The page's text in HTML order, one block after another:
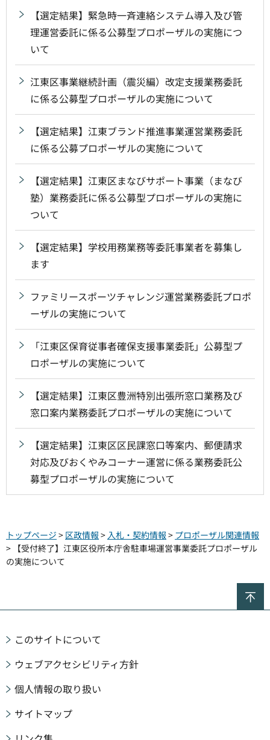
【選定結果】緊急時一斉連絡システム導入及び管
理運営委託に係る公募型プロポーザルの実施につ
いて
江東区事業継続計画（震災編）改定支援業務委託
に係る公募型プロポーザルの実施について
【選定結果】江東ブランド推進事業運営業務委託
に係る公募プロポーザルの実施について
【選定結果】江東区まなびサポート事業（まなび
塾）業務委託に係る公募型プロポーザルの実施に
ついて
【選定結果】学校用務業務等委託事業者を募集し
ます
ファミリースポーツチャレンジ運営業務委託プロポ
ーザルの実施について
「江東区保育従事者確保支援事業委託」公募型プ
ロポーザルの実施について
【選定結果】江東区豊洲特別出張所窓口業務及び
窓口案内業務委託プロポーザルの実施について
【選定結果】江東区区民課窓口等案内、郵便請求
対応及びおくやみコーナー運営に係る業務委託公
募型プロポーザルの実施について
トップページ > 区政情報 > 入札・契約情報 > プロポーザル関連情報
> 【受付終了】江東区役所本庁舎駐車場運営事業委託プロポーザル
の実施について
このサイトについて
ウェブアクセシビリティ方針
個人情報の取り扱い
サイトマップ